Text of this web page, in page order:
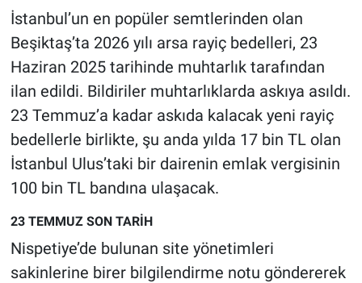
İstanbul’un en popüler semtlerinden olan
Beşiktaş’ta 2026 yılı arsa rayiç bedelleri, 23
Haziran 2025 tarihinde muhtarlık tarafından
ilan edildi. Bildiriler muhtarlıklarda askıya asıldı.
23 Temmuz’a kadar askıda kalacak yeni rayiç
bedellerle birlikte, şu anda yılda 17 bin TL olan
İstanbul Ulus’taki bir dairenin emlak vergisinin
100 bin TL bandına ulaşacak.
23 TEMMUZ SON TARİH
Nispetiye’de bulunan site yönetimleri
sakinlerine birer bilgilendirme notu göndererek
Gündem Özel
Günün görüntüsü
Haber
İlan
Kimdir
Koronavirüs
Kültür Sanat